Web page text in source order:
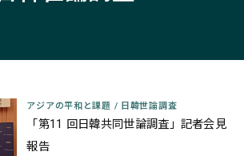
アジアの平和と課題 / 日韓世論調査
「第11 回日韓共同世論調査」記者会見
報告